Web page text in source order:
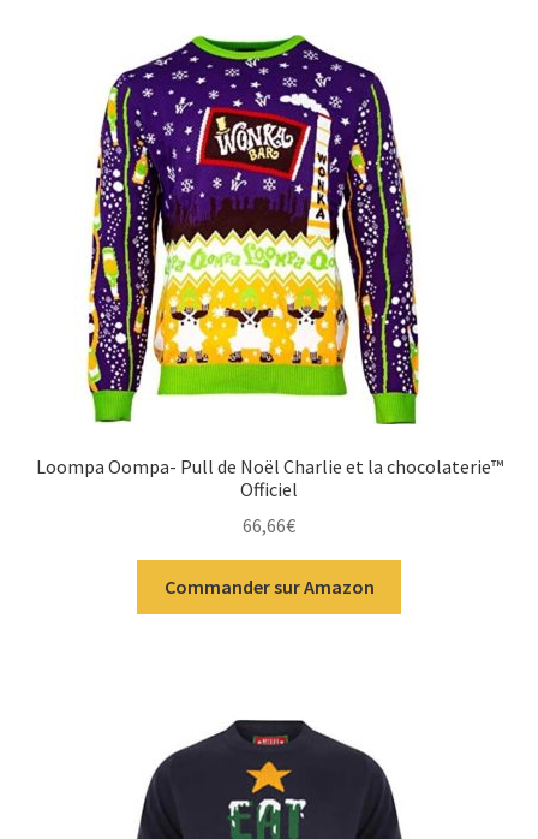
Loompa Oompa- Pull de Noël Charlie et la chocolaterie™
Officiel
66,66€
Commander sur Amazon